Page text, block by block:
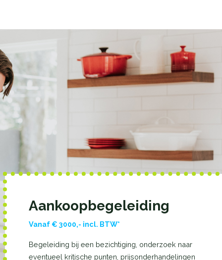
Aankoopbegeleiding
Vanaf € 3000,- incl. BTW*
Begeleiding bij een bezichtiging, onderzoek naar
eventueel kritische punten, prijsonderhandelingen